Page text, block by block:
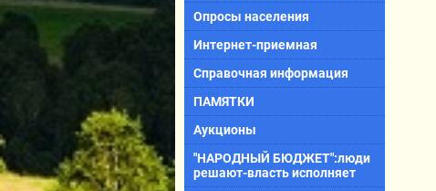
Опросы населения
Интернет-приемная
Справочная информация
ПАМЯТКИ
Аукционы
"НАРОДНЫЙ БЮДЖЕТ":люди
решают-власть исполняет